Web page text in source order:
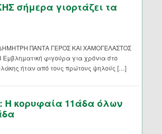
σήμερα γιορτάζει τα
ΠΑΝΤΑ ΓΕΡΟΣ ΚΑΙ ΧΑΜΟΓΕΛΑΣΤΟΣ
φιγούρα για χρόνια στο
ήταν από τους πρώτους ψηλούς […]
Η κορυφαία 11άδα όλων